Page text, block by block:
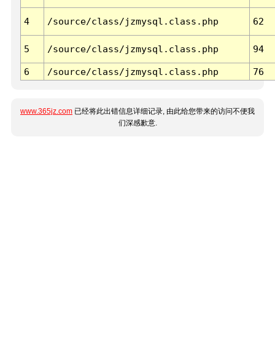
4 /source/class/jzmysql.class.php 62
5 /source/class/jzmysql.class.php 94
6 /source/class/jzmysql.class.php 76
www.365jz.com 已经将此出错信息详细记录, 由此给您带来的访问不便我
们深感歉意.